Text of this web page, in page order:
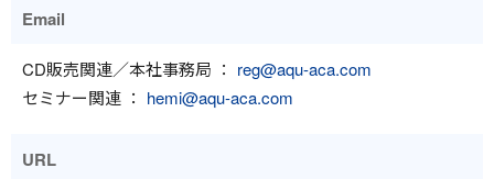
Email
CD販売関連／本社事務局 ： reg@aqu-aca.com
セミナー関連 ： hemi@aqu-aca.com
URL